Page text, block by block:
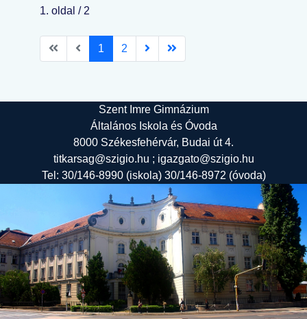
1. oldal / 2
1 2
Szent Imre Gimnázium
Általános Iskola és Óvoda
8000 Székesfehérvár, Budai út 4.
titkarsag@szigio.hu ; igazgato@szigio.hu
Tel: 30/146-8990 (iskola) 30/146-8972 (óvoda)